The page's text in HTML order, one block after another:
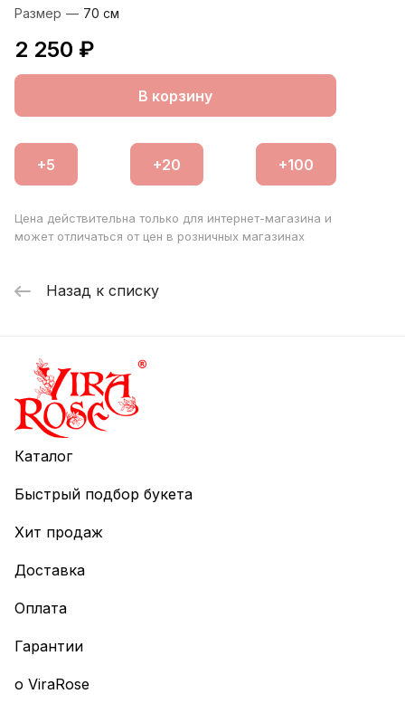
Размер — 70 см
2 250 ₽
В корзину
Цена действительна только для интернет-магазина и
может отличаться от цен в розничных магазинах
Назад к списку
Каталог
Быстрый подбор букета
Хит продаж
Доставка
Оплата
Гарантии
о ViraRose